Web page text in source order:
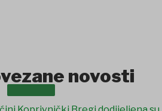
novosti